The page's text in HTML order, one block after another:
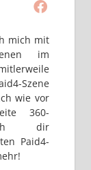
mich mit
im
Szene
wie vor
360-
ich dir
Paid4-